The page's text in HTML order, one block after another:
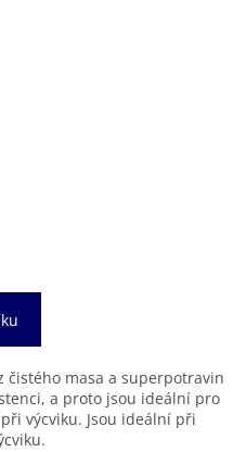
čistého masa a superpotravin
a proto jsou ideální pro
výcviku. Jsou ideální při